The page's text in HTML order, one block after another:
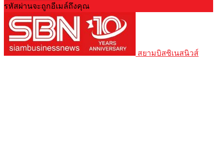
รหัสผ่านจะถูกอีเมล์ถึงคุณ
สยามบิสซิเนสนิวส์